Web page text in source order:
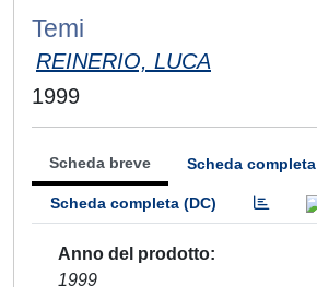
Temi
REINERIO, LUCA
1999
Scheda breve Scheda completa
Scheda completa (DC)
Anno del prodotto
1999